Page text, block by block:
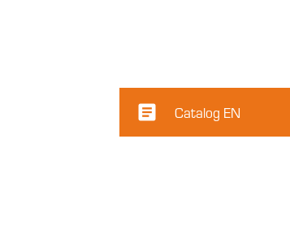
article Catalog EN